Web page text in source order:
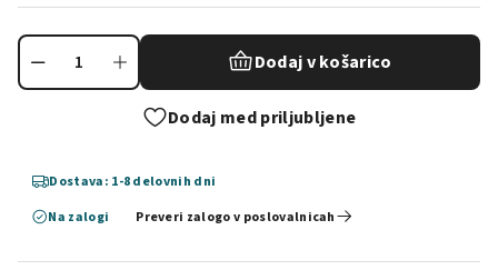
Dodaj v košarico
Dodaj med priljubljene
Dostava: 1-8 delovnih dni
Na zalogi
Preveri zalogo v poslovalnicah